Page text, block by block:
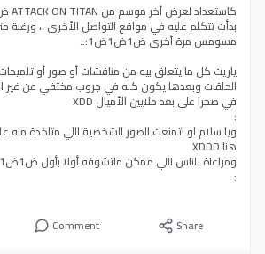
بدأت تتكلم عليه في مواقع التواصل الأخرى ،،
مسومس مرة أخرى ض1ض1ض1:..
ياريت كل ما يتعلق بيه من مناقشات أو صور أو
الحلقات وبعدها يكون كله في جروب مختفي عن غير
في صحرا على بعد ملايين الأميال XDD
:
ويا سلام لو اتمنعت الصور الشخصية اللي متاخدة
هنا XDDD
ومراعاة للناس اللي ممكن ماتشوفه أولا بأول ض1ض1
:
وأخيرا وليس آخرا يبقى شيء رهيب جدا جدا جدا
الجهات الرسمية لعرض الأنمي ونقدر نشوف الأنمي
مسومس يبقى حلم واتحقق بجد حقيقي ض1ض1
Comment Share